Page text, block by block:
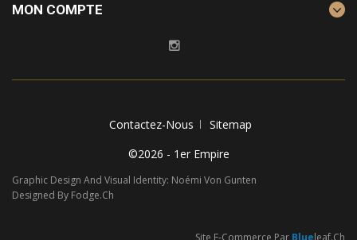
MON COMPTE
Contactez-Nous
Sitemap
©2026 - 1er Empire
Graphic Design And Visual Identity: Noémi Von Gunten
Designed By Fodge.ch
Site E-Commerce Par BlueLeaf.ch